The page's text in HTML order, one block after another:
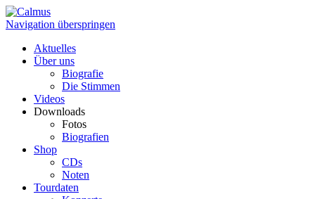
Navigation überspringen
Aktuelles
Über uns
Biografie
Die Stimmen
Videos
Downloads
Fotos
Biografien
Shop
CDs
Noten
Tourdaten